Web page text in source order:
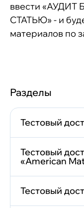
ввести «АУДИТ
СТАТЬЮ» - и
материалов по
Разделы
Тестовый
Тестовый
«American
Тестовый